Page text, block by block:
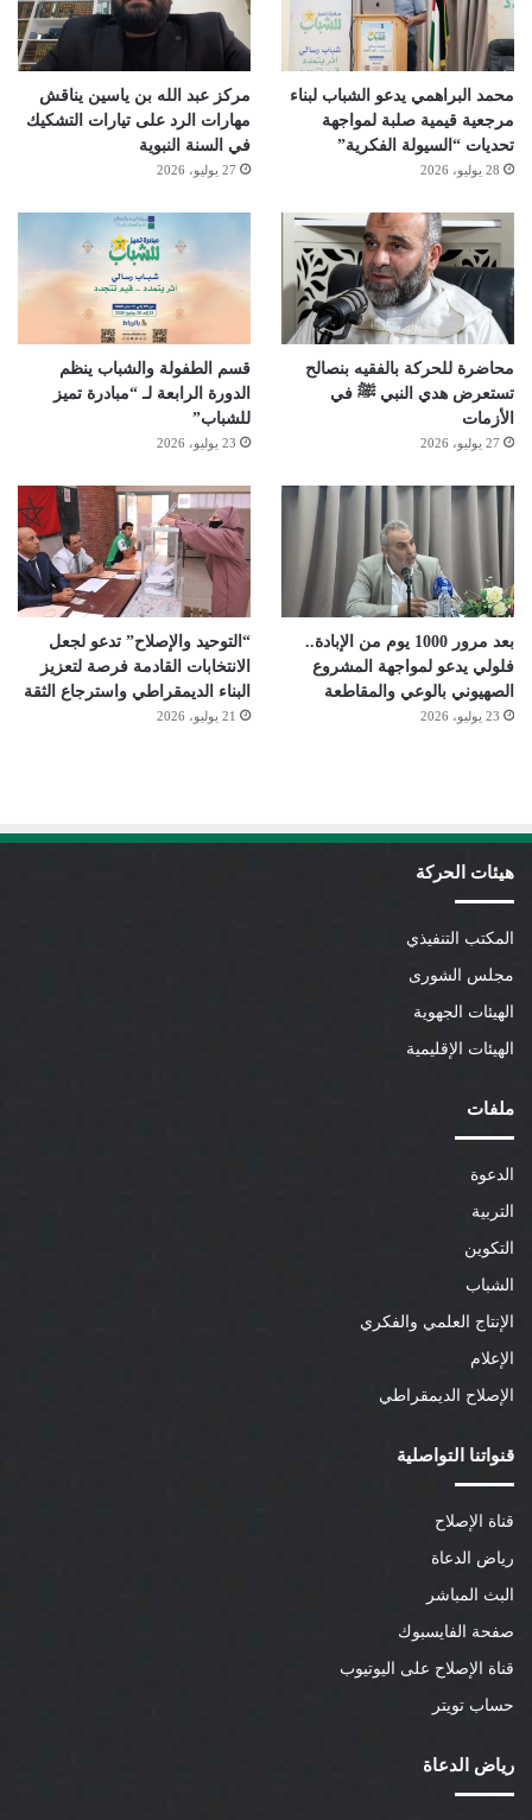
محمد البراهمي يدعو الشباب لبناء
مرجعية قيمية صلبة لمواجهة
تحديات “السيولة الفكرية”
28 يوليو، 2026
مركز عبد الله بن ياسين يناقش
مهارات الرد على تيارات التشكيك
في السنة النبوية
27 يوليو، 2026
محاضرة للحركة بالفقيه بنصالح
تستعرض هدي النبي ﷺ في
الأزمات
27 يوليو، 2026
قسم الطفولة والشباب ينظم
الدورة الرابعة لـ “مبادرة تميز
للشباب”
23 يوليو، 2026
بعد مرور 1000 يوم من الإبادة..
فلولي يدعو لمواجهة المشروع
الصهيوني بالوعي والمقاطعة
23 يوليو، 2026
“التوحيد والإصلاح” تدعو لجعل
الانتخابات القادمة فرصة لتعزيز
البناء الديمقراطي واسترجاع الثقة
21 يوليو، 2026
هيئات الحركة
المكتب التنفيذي
مجلس الشورى
الهيئات الجهوية
الهيئات الإقليمية
ملفات
الدعوة
التربية
التكوين
الشباب
الإنتاج العلمي والفكري
الإعلام
الإصلاح الديمقراطي
قنواتنا التواصلية
قناة الإصلاح
رياض الدعاة
البث المباشر
صفحة الفايسبوك
قناة الإصلاح على اليوتيوب
حساب تويتر
رياض الدعاة